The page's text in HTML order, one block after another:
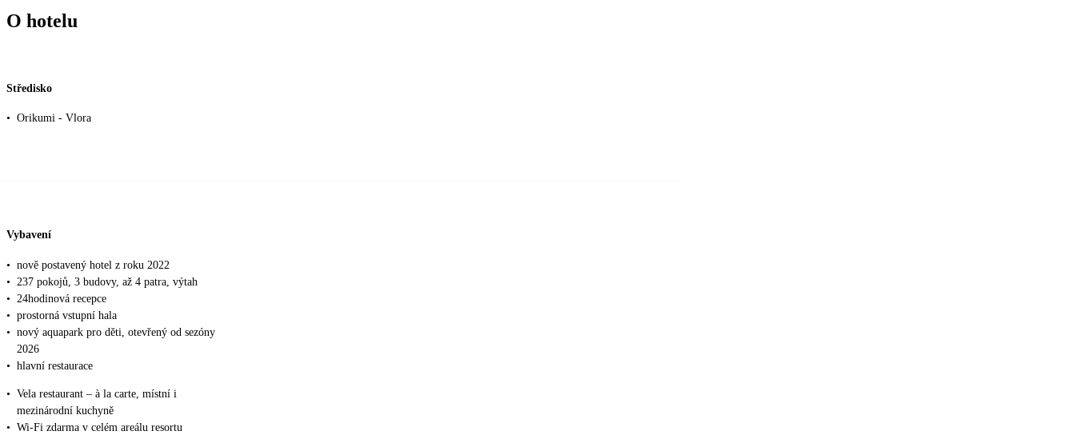
O hotelu
Středisko
• Orikumi - Vlora
Vybavení
• nově postavený hotel z roku 2022
•
237 pokojů, 3 budovy, až 4 patra, výtah
•
24hodinová recepce
• prostorná vstupní hala
• nový aquapark pro děti, otevřený od sezóny
2026
• hlavní restaurace
• Vela restaurant – à la carte, místní i
mezinárodní kuchyně
• Wi-Fi zdarma v celém areálu resortu